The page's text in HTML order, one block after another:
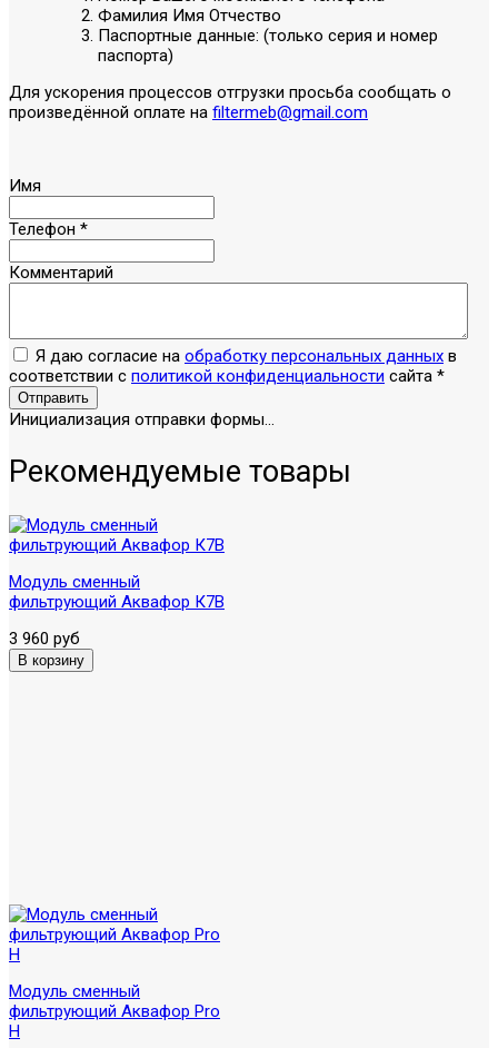
Фамилия Имя Отчество
Паспортные данные: (только серия и номер
паспорта)
Для ускорения процессов отгрузки просьба сообщать о
произведённой оплате на filtermeb@gmail.com
Имя
Телефон *
Комментарий
Я даю согласие на обработку персональных данных в
соответствии с политикой конфиденциальности сайта *
Отправить
Инициализация отправки формы...
Рекомендуемые товары
Модуль сменный
фильтрующий Аквафор К7В
3 960 руб
Модуль сменный
фильтрующий Аквафор Pro
H